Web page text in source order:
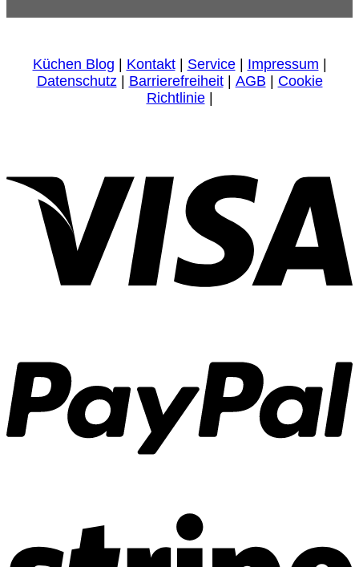
Küchen Blog | Kontakt| Service| Impressum |
Datenschutz | Barrierefreiheit| AGB | Cookie
Richtlinie|